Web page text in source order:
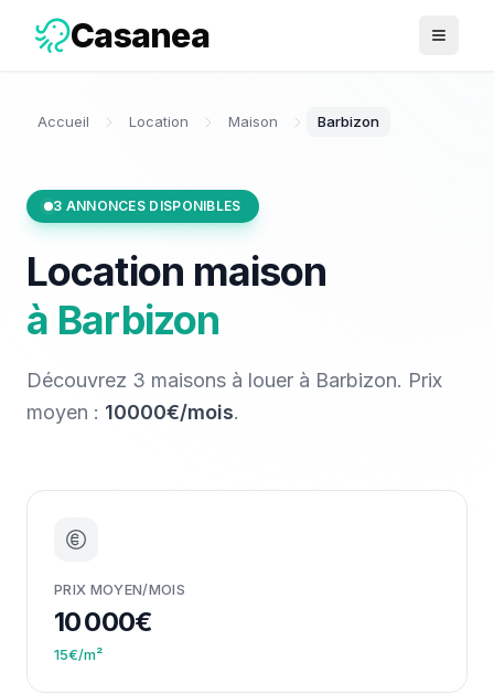
Casanea Ouvrir
Accueil Location Maison Barbizon
3 ANNONCES DISPONIBLES
Location maison
à Barbizon
Découvrez 3 maisons à louer à Barbizon. Prix
moyen : 10000€/mois.
PRIX MOYEN/MOIS
10 000€
15€/m²